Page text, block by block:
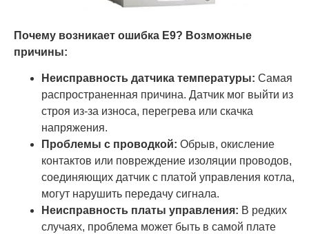
Почему возникает ошибка E9? Возможные
причины:
Неисправность датчика температуры: Самая
распространенная причина. Датчик мог выйти из
строя из-за износа, перегрева или скачка
напряжения.
Проблемы с проводкой: Обрыв, окисление
контактов или повреждение изоляции проводов,
соединяющих датчик с платой управления котла,
могут нарушить передачу сигнала.
Неисправность платы управления: В редких
случаях, проблема может быть в самой плате